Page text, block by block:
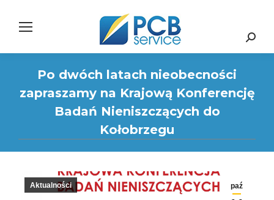
Search:
Po dwóch latach nieobecności
zapraszamy na Krajową Konferencję
Badań Nieniszczących do
Kołobrzegu
paź
Aktualności